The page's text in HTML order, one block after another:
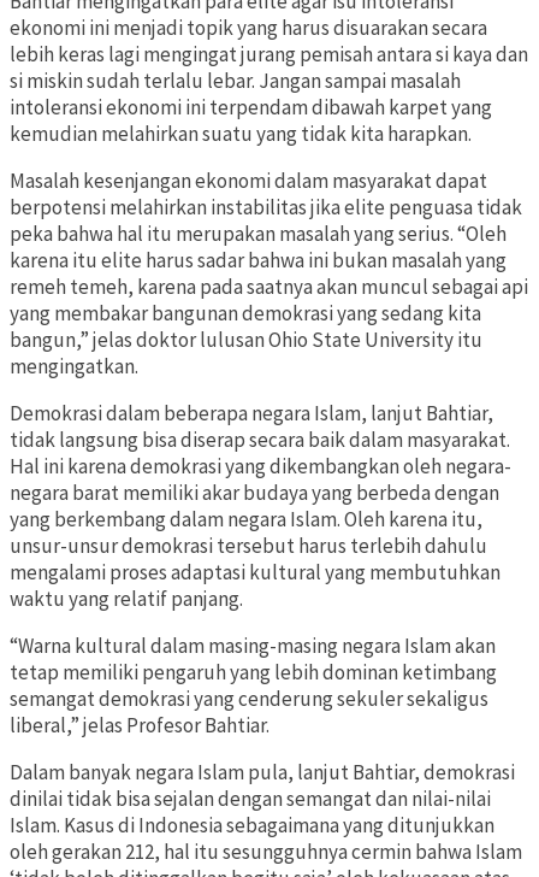
ekonomi ini menjadi topik yang harus disuarakan secara
lebih keras lagi mengingat jurang pemisah antara si kaya dan
si miskin sudah terlalu lebar. Jangan sampai masalah
intoleransi ekonomi ini terpendam dibawah karpet yang
kemudian melahirkan suatu yang tidak kita harapkan.
Masalah kesenjangan ekonomi dalam masyarakat dapat
berpotensi melahirkan instabilitas jika elite penguasa tidak
peka bahwa hal itu merupakan masalah yang serius. “Oleh
karena itu elite harus sadar bahwa ini bukan masalah yang
remeh temeh, karena pada saatnya akan muncul sebagai api
yang membakar bangunan demokrasi yang sedang kita
bangun,” jelas doktor lulusan Ohio State University itu
mengingatkan.
Demokrasi dalam beberapa negara Islam, lanjut Bahtiar,
tidak langsung bisa diserap secara baik dalam masyarakat.
Hal ini karena demokrasi yang dikembangkan oleh negara-
negara barat memiliki akar budaya yang berbeda dengan
yang berkembang dalam negara Islam. Oleh karena itu,
unsur-unsur demokrasi tersebut harus terlebih dahulu
mengalami proses adaptasi kultural yang membutuhkan
waktu yang relatif panjang.
“Warna kultural dalam masing-masing negara Islam akan
tetap memiliki pengaruh yang lebih dominan ketimbang
semangat demokrasi yang cenderung sekuler sekaligus
liberal,” jelas Profesor Bahtiar.
Dalam banyak negara Islam pula, lanjut Bahtiar, demokrasi
dinilai tidak bisa sejalan dengan semangat dan nilai-nilai
Islam. Kasus di Indonesia sebagaimana yang ditunjukkan
oleh gerakan 212, hal itu sesungguhnya cermin bahwa Islam